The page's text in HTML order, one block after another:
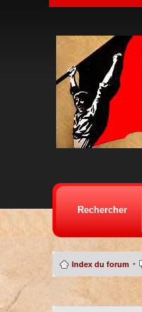
Rechercher
Index du forum •